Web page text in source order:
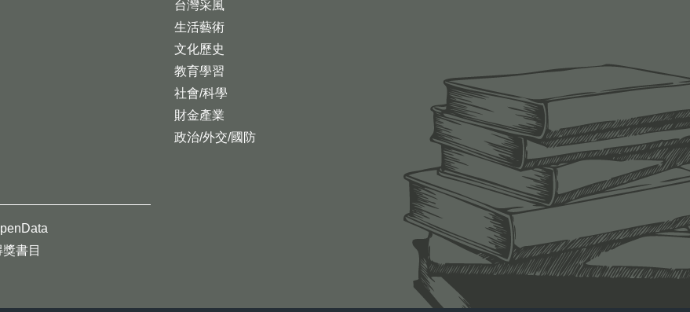
台灣采風
生活藝術
文化歷史
教育學習
社會/科學
財金產業
政治/外交/國防
獎書目